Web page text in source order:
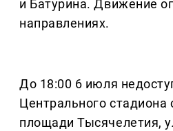
и Батурина. Движение
направлениях.
До 18:00 6 июля
Центрального стадиона
площади Тысячелетия,